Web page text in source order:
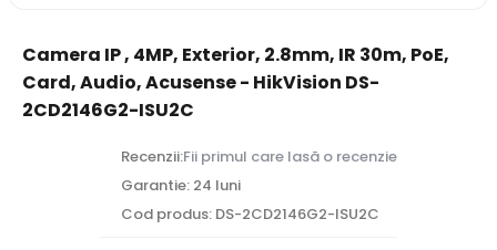
Camera IP , 4MP, Exterior, 2.8mm, IR 30m, PoE,
Card, Audio, Acusense - HikVision DS-
2CD2146G2-ISU2C
Recenzii:Fii primul care lasă o recenzie
Garantie: 24 luni
Cod produs: DS-2CD2146G2-ISU2C